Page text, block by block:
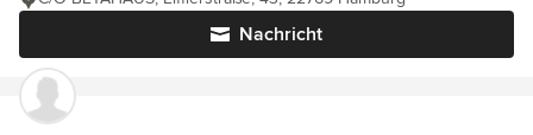
Nachricht